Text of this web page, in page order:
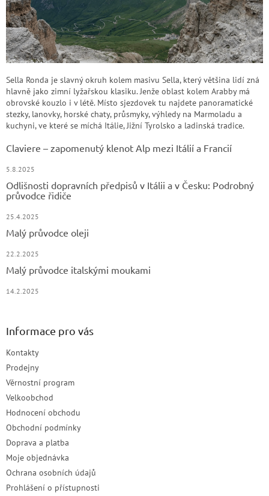
Sella Ronda je slavný okruh kolem masivu Sella, který většina lidí zná
hlavně jako zimní lyžařskou klasiku. Jenže oblast kolem Arabby má
obrovské kouzlo i v létě. Místo sjezdovek tu najdete panoramatické
stezky, lanovky, horské chaty, průsmyky, výhledy na Marmoladu a
kuchyni, ve které se míchá Itálie, Jižní Tyrolsko a ladinská tradice.
Claviere – zapomenutý klenot Alp mezi Itálií a Francií
5.8.2025
Odlišnosti dopravních předpisů v Itálii a v Česku: Podrobný
průvodce řidiče
25.4.2025
Malý průvodce oleji
22.2.2025
Malý průvodce italskými moukami
14.2.2025
Informace pro vás
Kontakty
Prodejny
Věrnostní program
Velkoobchod
Hodnocení obchodu
Obchodní podmínky
Doprava a platba
Moje objednávka
Ochrana osobních údajů
Prohlášení o přístupnosti